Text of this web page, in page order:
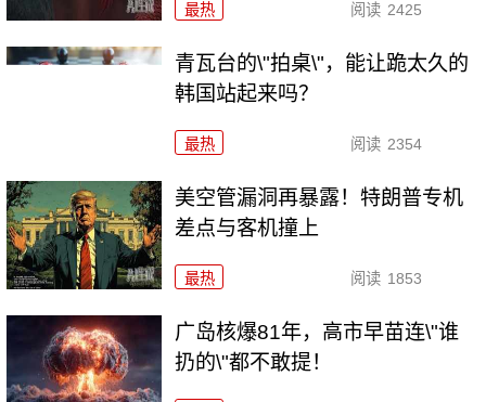
最热 阅读 2425
青瓦台的\"拍桌\"，能让跪太久的
韩国站起来吗？
最热 阅读 2354
美空管漏洞再暴露！特朗普专机
差点与客机撞上
最热 阅读 1853
广岛核爆81年，高市早苗连\"谁
扔的\"都不敢提！